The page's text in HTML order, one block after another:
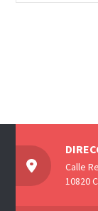
Calle
10820